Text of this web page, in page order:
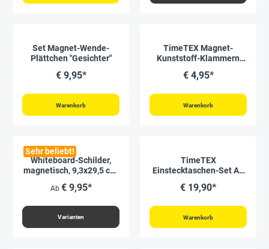
Set Magnet-Wende-
Plättchen "Gesichter"
€ 9,95*
Warenkorb
TimeTEX Magnet-
Kunststoff-Klammern
€ 4,95*
Warenkorb
Sehr beliebt!
Whiteboard-Schilder,
magnetisch, 9,3x29,5 cm,
Ab € 9,95*
Varianten
TimeTEX
Einstecktaschen-Set A4
€ 19,90*
Warenkorb